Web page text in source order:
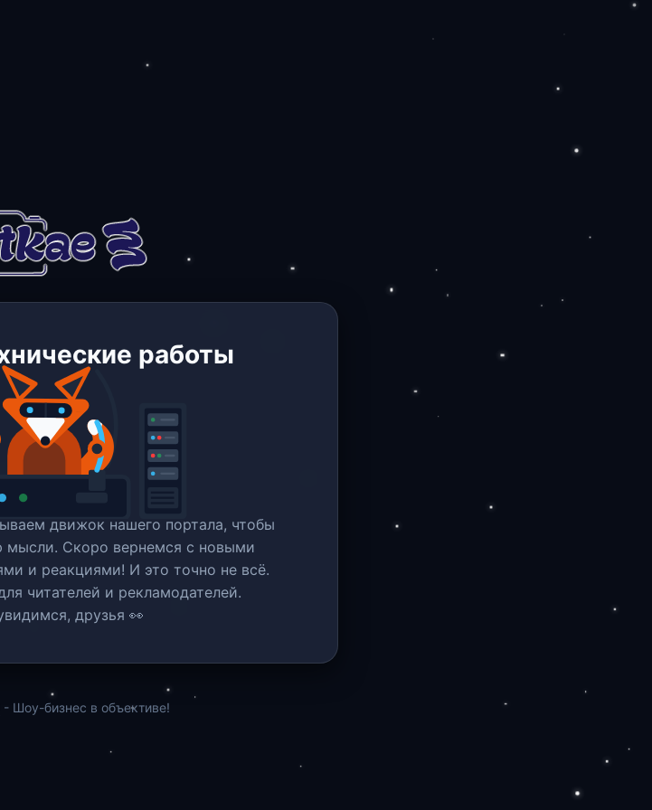
работы
движок нашего портала, чтобы
мысли. Скоро вернемся c новыми
и реакциями! И это точно не всё.
читателей и рекламодателей.
друзья 👀
- Шоу-бизнес в объективе!